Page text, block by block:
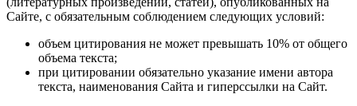
Сайте, с обязательным соблюдением следующих условий:
объем цитирования не может превышать 10% от общего
объема текста;
при цитировании обязательно указание имени автора
текста, наименования Сайта и гиперссылки на Сайт.